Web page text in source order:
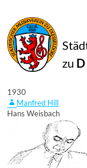
zu
1930
Manfred Hill
Hans Weisbach